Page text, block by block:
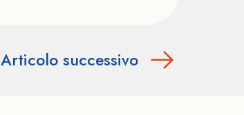
Articolo successivo